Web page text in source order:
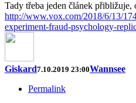
Tady třeba jeden článek přibližuje,
http://www.vox.com/2018/6/13/
experiment-fraud-psychology-
Giskard7.10.2019 23:00Wannsee
Permalink